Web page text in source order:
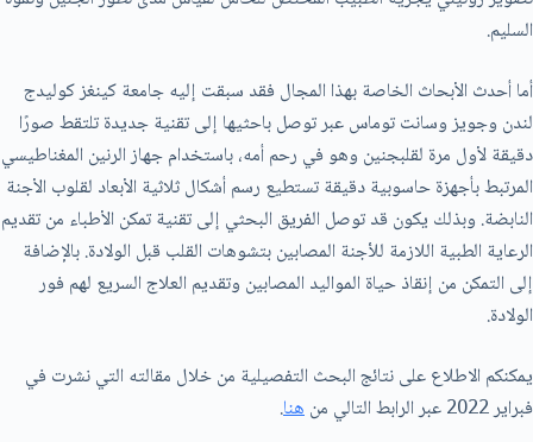
السليم.
أما أحدث الأبحاث الخاصة بهذا المجال فقد سبقت إليه جامعة كينغز كوليدج
لندن وجويز وسانت توماس عبر توصل باحثيها إلى تقنية جديدة تلتقط صورًا
دقيقة لأول مرة لقلبجنين وهو في رحم أمه، باستخدام جهاز الرنين المغناطيسي
المرتبط بأجهزة حاسوبية دقيقة تستطيع رسم أشكال ثلاثية الأبعاد لقلوب الأجنة
النابضة. وبذلك يكون قد توصل الفريق البحثي إلى تقنية تمكن الأطباء من تقديم
الرعاية الطبية اللازمة للأجنة المصابين بتشوهات القلب قبل الولادة. بالإضافة
إلى التمكن من إنقاذ حياة المواليد المصابين وتقديم العلاج السريع لهم فور
الولادة.
يمكنكم الاطلاع على نتائج البحث التفصيلية من خلال مقالته التي نشرت في
فبراير 2022 عبر الرابط التالي من
هنا.